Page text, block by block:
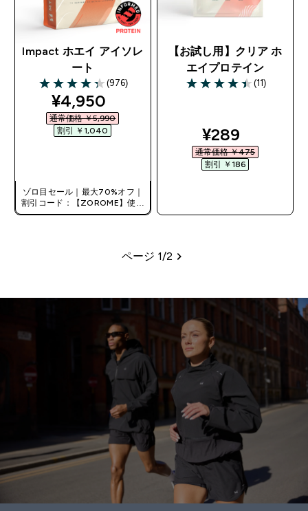
Impact ホエイ アイソレ
ート
4.31 out of 5 stars
(976)
discounted price
¥4,950‎
通常価格 ￥5,990‎
割引 ￥1,040‎
ゾロ目セール｜最大70%オフ｜
割引コード：【ZOROME】使用
で追加10%オフ！
【お試し用】クリア ホ
エイプロテイン
4.45 out of 5 stars
(11)
discounted
¥289‎
通常価格 ￥475‎
割引 ￥186‎
ページ
ページ 1/2